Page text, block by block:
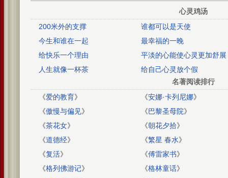
心灵鸡汤
200米外的支撑
谁都可以是天使
今生和谁在一起
最幸福的一晚
给快乐一个理由
平淡的心能使心灵更加舒展
人生就像一杯茶
给自己心灵放个假
名著阅读排行
《爱的教育》 《安娜·卡列尼娜》
《傲慢与偏见》 《巴黎圣母院》
《茶花女》 《朝花夕拾》
《道德经》 《繁星 春水》
《复活》 《傅雷家书》
《格列佛游记》 《格林童话》